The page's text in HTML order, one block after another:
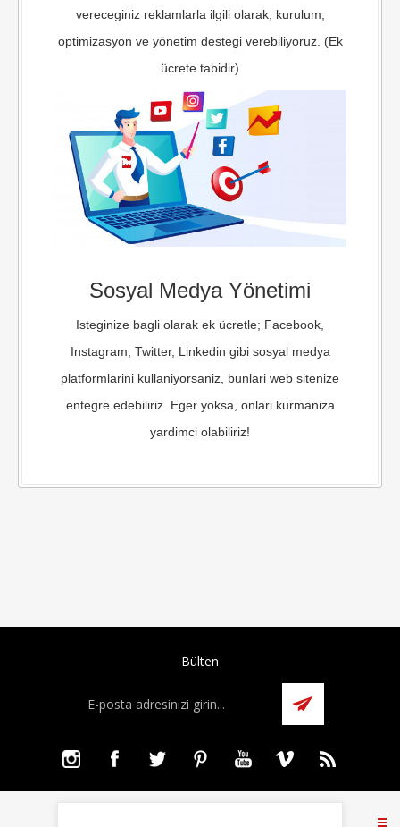
vereceginiz reklamlarla ilgili olarak, kurulum,
optimizasyon ve yönetim destegi verebiliyoruz. (Ek
ücrete tabidir)
Sosyal Medya Yönetimi
Isteginize bagli olarak ek ücretle; Facebook,
Instagram, Twitter, Linkedin gibi sosyal medya
platformlarini kullaniyorsaniz, bunlari web sitenize
entegre edebiliriz. Eger yoksa, onlari kurmaniza
yardimci olabiliriz!
Bülten